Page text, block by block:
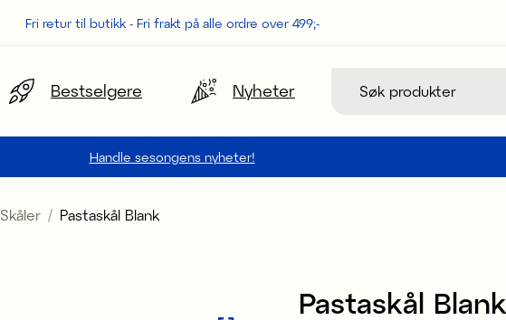
Fri retur til butikk - Fri frakt på alle ordre over 499;-
Bestselgere Nyheter
Handle sesongens nyheter!
Skåler Pastaskål Blank
Pastaskål Blank